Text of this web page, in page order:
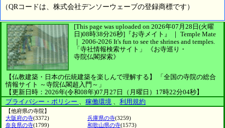
（QRコードは、株式会社デンソーウェーブの登録商標です）
[This page was uploaded on 2026年07月28日(火曜
日)08時38分26秒] 『お寺メイト』 ｜ Temple Mate
｜ 2006-2026 It's fun to see the shrines and temples.
「寺社情報検索サイト」
《お寺巡り・
寺院仏閣探索》
【仏教建築・日本の伝統建築を楽しんで理解する】
「全国の寺院の総合
情報サイト ～寺院仏閣超入門～」
【更新日時：2026年(令和08年)07月27日（月曜日）17時22分04秒】
プライバシー・ポリシー 、 稼働環境 、 利用規約
【他府県の寺院】
大阪府の寺(3372) 兵庫県の寺(3259)
奈良県の寺(1799) 和歌山県の寺(1573)